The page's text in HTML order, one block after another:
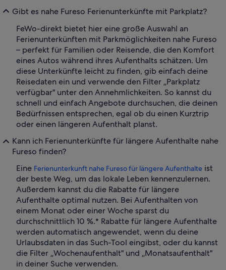
Gibt es nahe Fureso Ferienunterkünfte mit Parkplatz?
FeWo-direkt bietet hier eine große Auswahl an
Ferienunterkünften mit Parkmöglichkeiten nahe Fureso
– perfekt für Familien oder Reisende, die den Komfort
eines Autos während ihres Aufenthalts schätzen. Um
diese Unterkünfte leicht zu finden, gib einfach deine
Reisedaten ein und verwende den Filter „Parkplatz
verfügbar" unter den Annehmlichkeiten. So kannst du
schnell und einfach Angebote durchsuchen, die deinen
Bedürfnissen entsprechen, egal ob du einen Kurztrip
oder einen längeren Aufenthalt planst.
Kann ich Ferienunterkünfte für längere Aufenthalte nahe
Fureso finden?
Eine Ferienunterkunft nahe Fureso für längere Aufenthalte ist
der beste Weg, um das lokale Leben kennenzulernen.
Außerdem kannst du die Rabatte für längere
Aufenthalte optimal nutzen. Bei Aufenthalten von
einem Monat oder einer Woche sparst du
durchschnittlich 10 %.* Rabatte für längere Aufenthalte
werden automatisch angewendet, wenn du deine
Urlaubsdaten in das Such-Tool eingibst, oder du kannst
die Filter „Wochenaufenthalt" und „Monatsaufenthalt"
in deiner Suche verwenden.